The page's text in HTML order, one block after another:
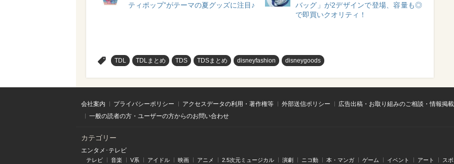
ティポップ”がテーマの夏グッズに注目♪
バッグ」が2デザインで登場、容量も◎
で即買いクオリティ！
TDL TDLまとめ TDS TDSまとめ disneyfashion disneygoods
会社案内 プライバシーポリシー アクセスデータの利用・著作権等 外部送信ポリシー
広告出稿・お取り組みのご相談・情報掲
一般の読者の方・ユーザーの方からのお問い合わせ
カテゴリー
エンタメ･テレビ
テレビ 音楽 V系 アイドル 映画 アニメ 2.5次元ミュージカル 演劇 ニコ動 本・マンガ ゲーム イベント アート ス